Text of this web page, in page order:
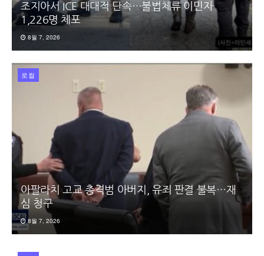
조지아서 ICE 대대적 단속…불법체류 이민자
1,226명 체포
8월 7, 2026
로컬
아팔라치 고교 총격범 아버지, 유죄 판결 불복…재
심 청구
8월 7, 2026